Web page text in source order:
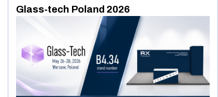
Glass-tech Poland 2026